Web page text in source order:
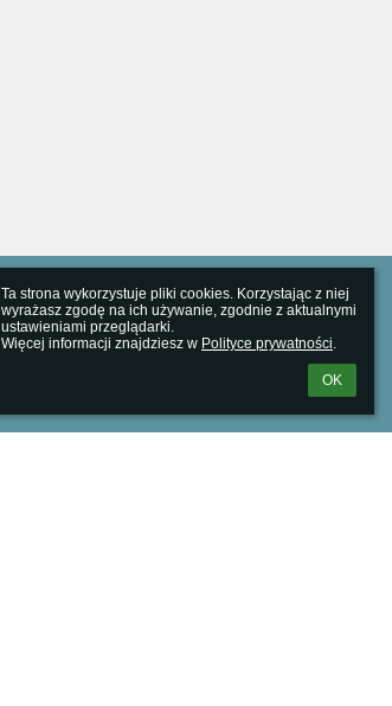
Ta strona wykorzystuje pliki cookies. Korzystając z niej
wyrażasz zgodę na ich używanie, zgodnie z aktualnymi
ustawieniami przeglądarki.
Więcej informacji znajdziesz w Polityce prywatności.
OK